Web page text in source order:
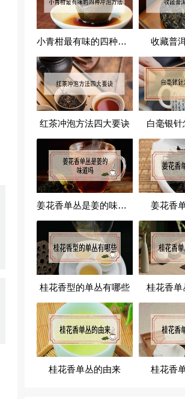
小青柑最有味的四种冲泡方法 收藏普
红茶冲泡方法四大要诀 白毫银
姜花香单丛是姜的味道吗 姜花香
桂花香型的单丛有哪些 桂花香单
桂花香单丛的由来 桂花香